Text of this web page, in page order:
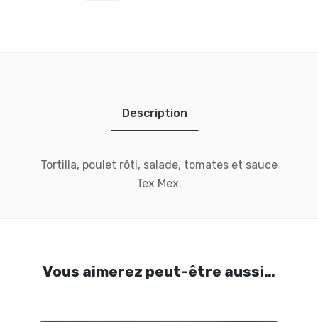
Description
Tortilla, poulet rôti, salade, tomates et sauce
Tex Mex.
Vous aimerez peut-être aussi…